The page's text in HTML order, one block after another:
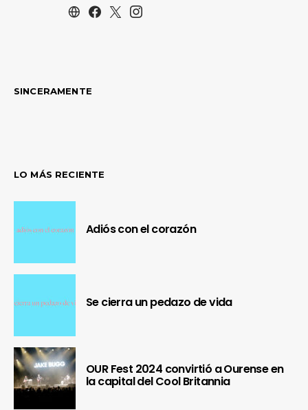
SINCERAMENTE
LO MÁS RECIENTE
Adiós con el corazón
Se cierra un pedazo de vida
OUR Fest 2024 convirtió a Ourense en
la capital del Cool Britannia